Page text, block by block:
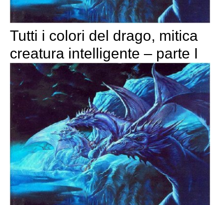
Tutti i colori del drago, mitica
creatura intelligente – parte I